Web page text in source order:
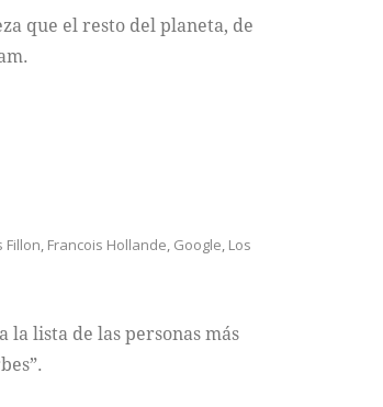
que el resto del planeta, de
Fillon, Francois Hollande, Google, Los
la lista de las personas más